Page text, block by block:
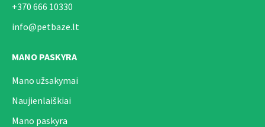
+370 666 10330
info@petbaze.lt
MANO PASKYRA
Mano užsakymai
Naujienlaiškiai
Mano paskyra